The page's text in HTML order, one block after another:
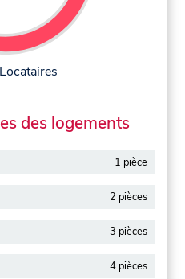
des logements
1 pièce
2 pièces
3 pièces
4 pièces